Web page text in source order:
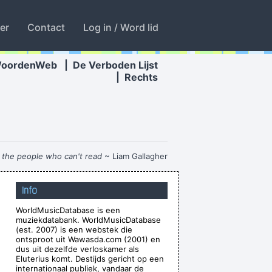
Contact Log in / Word lid
De Verboden Lijst
Rechts
people who can't read ~ Liam Gallagher
mysterious power to create a new human
race of laughing freemen
about - working-class life and culture
Paul Weller
what I do. I like to make music~ Neil Young
are not musical and that way cut yourself
Info
WorldMusicDatabase is een
muziekdatabank. WorldMusicDatabase
(est. 2007) is een webstek die
ontsproot uit Wawasda.com (2001) en
dus uit dezelfde verloskamer als
Eluterius komt. Destijds gericht op een
internationaal publiek, vandaar de